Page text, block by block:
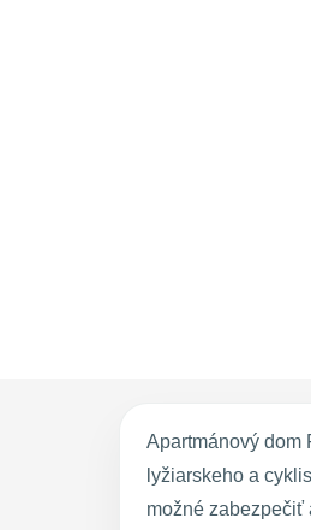
Apartmánový dom
lyžiarskeho a
možné zabezpečiť